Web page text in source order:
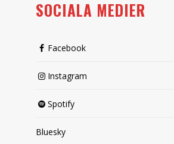
SOCIALA MEDIER
Facebook
Instagram
Spotify
Bluesky